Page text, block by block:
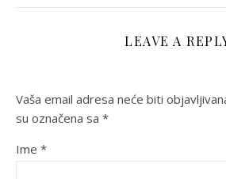
LEAVE A
Vaša email adresa neće biti
su označena sa *
Ime *